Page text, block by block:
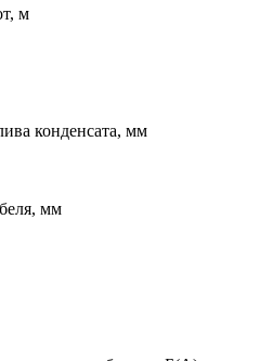
м
конденсата, мм
мм